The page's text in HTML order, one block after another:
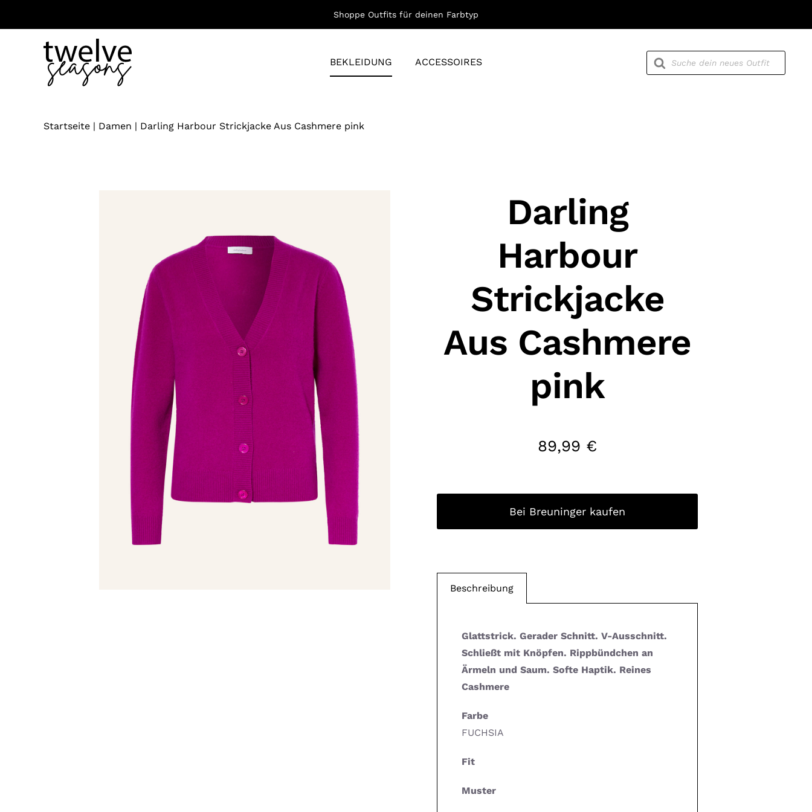
Shoppe Outfits für deinen Farbtyp
BEKLEIDUNG ACCESSOIRES
Products
search
Startseite| Damen | Darling Harbour Strickjacke Aus Cashmere pink
Darling
Harbour
Strickjacke
Aus Cashmere
pink
89,99 €
Bei Breuninger kaufen
Beschreibung
Glattstrick. Gerader Schnitt. V-Ausschnitt.
Schließt mit Knöpfen. Rippbündchen an
Ärmeln und Saum. Softe Haptik. Reines
Cashmere
Farbe
FUCHSIA
Fit
Muster